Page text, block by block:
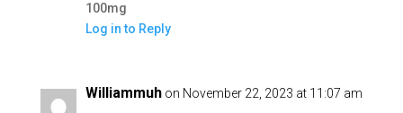
100mg
Log in to Reply
Williammuh on November 22, 2023 at 11:07 am